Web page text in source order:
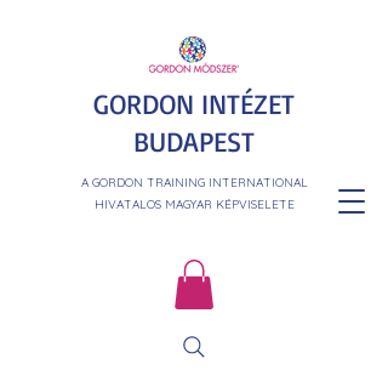
GORDON INTÉZET
BUDAPEST
A GORDON TRAINING INTERNATIONAL
HIVATALOS MAGYAR KÉPVISELETE